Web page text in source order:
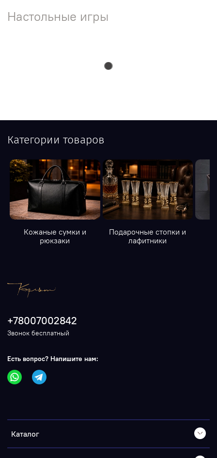
Настольные игры
Категории товаров
Кожаные сумки и
рюкзаки
Подарочные стопки и
лафитники
Каталог
+78007002842
Звонок бесплатный
Есть вопрос? Напишите нам: